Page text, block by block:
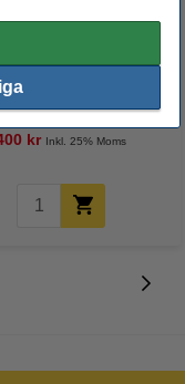
Varumärket 123ink
Brother TZe-621 | svart
märkband | 9mm x 8m
| 5st
kr Inkl. 25% Moms